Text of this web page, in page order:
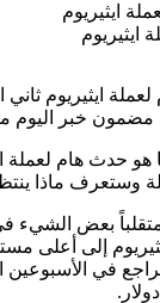
ايثيريوم
ايثيريوم
خبر اليوم
حدث هام لعملة
وستعرف ماذا
بعض الشيء في
في الأسبوعين